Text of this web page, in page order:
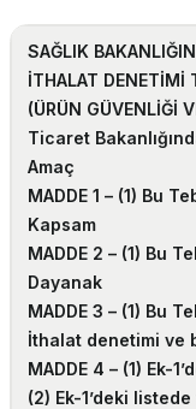
SAĞLIK
İTHALAT DENETİMİ
(ÜRÜN GÜVENLİĞİ
Ticaret
Amaç
MADDE 1 – (1) Bu
Kapsam
MADDE 2 – (1) Bu
Dayanak
MADDE 3 – (1) Bu
İthalat denetimi ve
MADDE 4 – (1) Ek-
(2) Ek-1’deki